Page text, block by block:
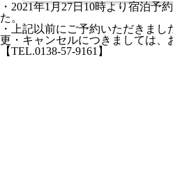
・2021年1月27日10時より宿泊予
た。
・上記以前にご予約いただきま
更・キャンセルにつきましては、
【TEL.0138-57-9161】